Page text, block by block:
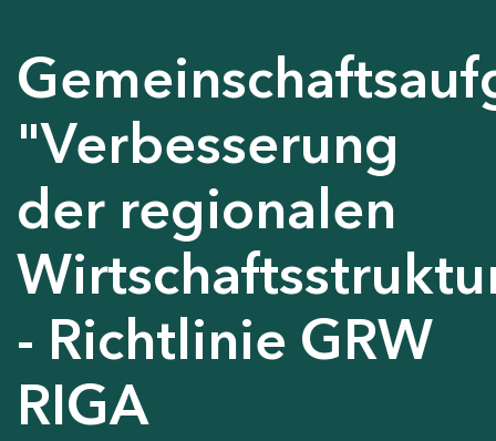
"Verbesserung
der regionalen
- Richtlinie GRW
RIGA